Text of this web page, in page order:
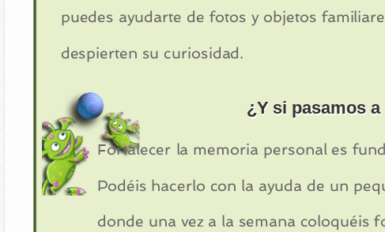
puedes ayudarte de fotos y objetos
despierten su curiosidad.
¿Y si pasamos
Fortalecer la memoria personal es
Podéis hacerlo con la ayuda de un
donde una vez a la semana coloquéis